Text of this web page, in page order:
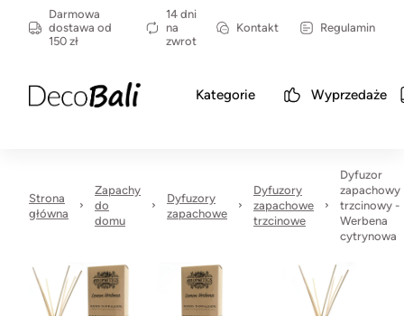
Darmowa
dostawa od
150 zł
14 dni
na
zwrot
Kontakt Regulamin
Kategorie Wyprzedaże
Strona
główna
Zapachy
do
domu
Dyfuzory
zapachowe
Dyfuzory
zapachowe
trzcinowe
Dyfuzor
zapachowy
trzcinowy -
Werbena
cytrynowa